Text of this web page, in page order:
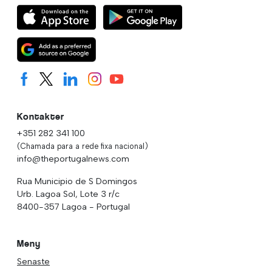
Kontakter
+351 282 341 100
(Chamada para a rede fixa nacional)
info@theportugalnews.com
Rua Municipio de S Domingos
Urb. Lagoa Sol, Lote 3 r/c
8400-357 Lagoa - Portugal
Meny
Senaste